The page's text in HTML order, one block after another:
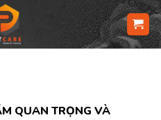
QUAN TRỌNG VÀ